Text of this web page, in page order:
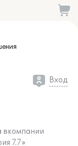
Вход
вкомпании
7.7»